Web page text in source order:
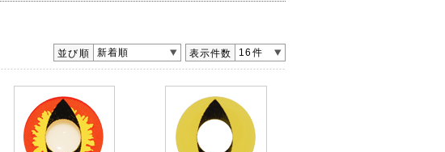
並び順 新着順 表示件数 16件